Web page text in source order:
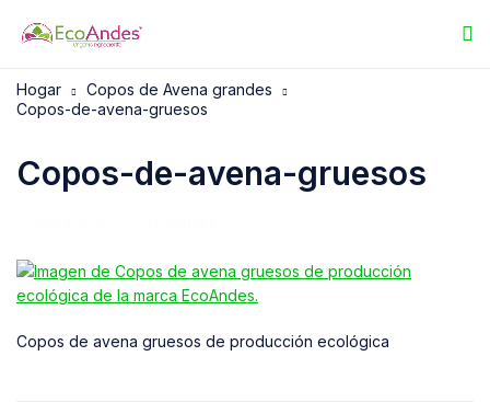
Hogar
Copos de Avena grandes
Copos-de-avena-gruesos
Copos-de-avena-gruesos
Copos de avena gruesos de producción ecológica